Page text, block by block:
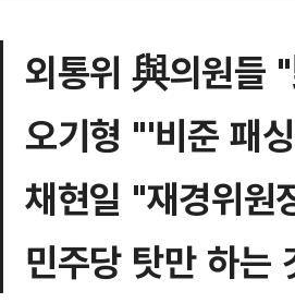
외통위 與의원들
오기형 "'비준 패
채현일 "재경위
민주당 탓만 하는